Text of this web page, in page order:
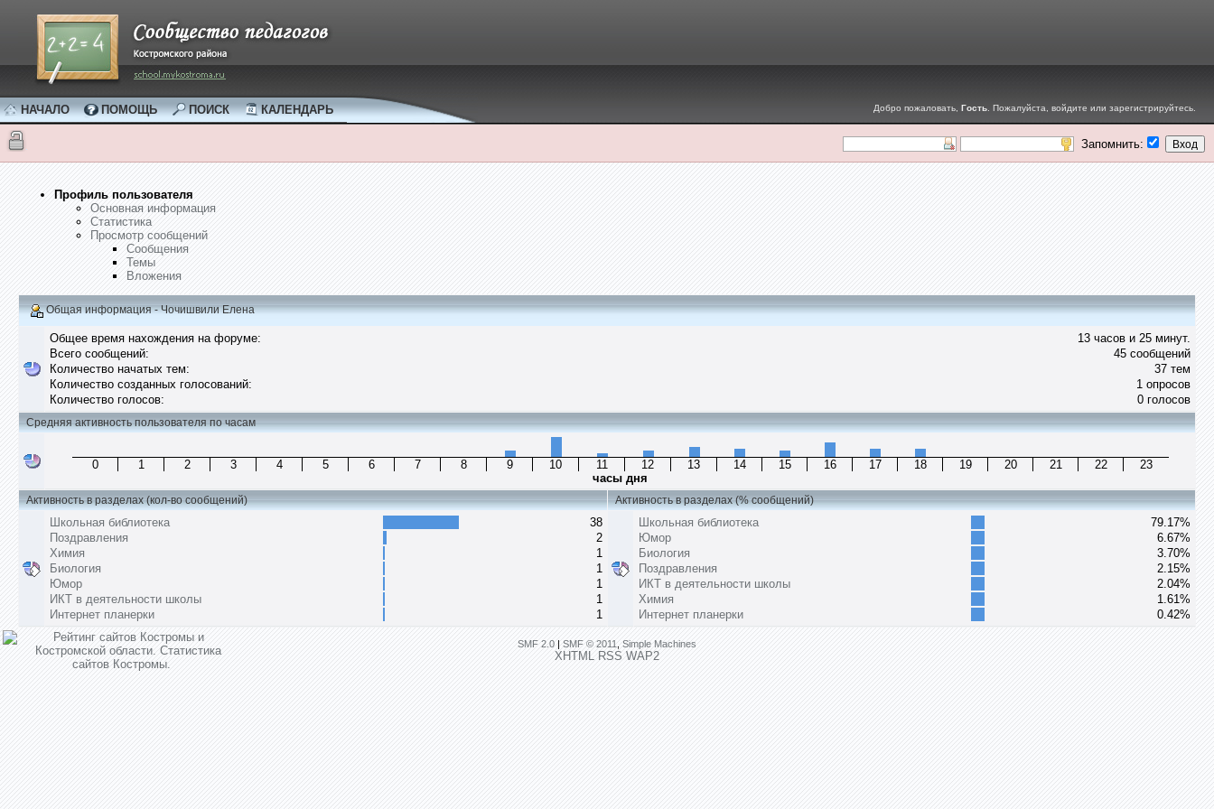
НАЧАЛО ПОМОЩЬ ПОИСК КАЛЕНДАРЬ Добро пожаловать, Гость . Пожалуйста, войдите или зарегистрируйтесь
Запомнить:
Профиль пользователя
Основная информация
Статистика
Просмотр сообщений
Сообщения
Темы
Вложения
Общая информация - Чочишвили Елена
Общее время нахождения на форуме:
13 часов и 25 минут.
Всего сообщений:
45 сообщений
Количество начатых тем:
37 тем
Количество созданных голосований:
1 опросов
Количество голосов:
0 голосов
Средняя активность пользователя по часам
0 1 2 3 4 5 6 7 8 9 10 11 12 13 14 15 16 17 18 19 20 21 22
23
часы дня
Активность в разделах (кол-во сообщений) Активность в разделах (% сообщений)
Школьная библиотека
38
Поздравления
2
Химия
1
Биология
1
Юмор
1
ИКТ в деятельности школы
1
Интернет планерки
1
Школьная библиотека
79.17%
Юмор
6.67%
Биология
3.70%
Поздравления
2.15%
ИКТ в деятельности школы
2.04%
Химия
1.61%
Интернет планерки
0.42%
SMF 2.0 | SMF © 2011 Simple Machines
XHTML RSS WAP2